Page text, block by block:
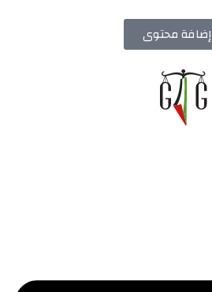
إضافة محتوى